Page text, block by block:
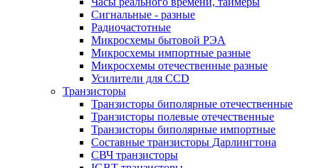
Сигнальные - разные
Радиочастотные
Микросхемы бытовой РЭА
Микросхемы импортные разные
Микросхемы отечественные разные
Усилители для CCD
Транзисторы
Транзисторы биполярные отечественные
Транзисторы полевые отечественные
Транзисторы биполярные импортные
Составные транзисторы Дарлингтона
СВЧ транзисторы